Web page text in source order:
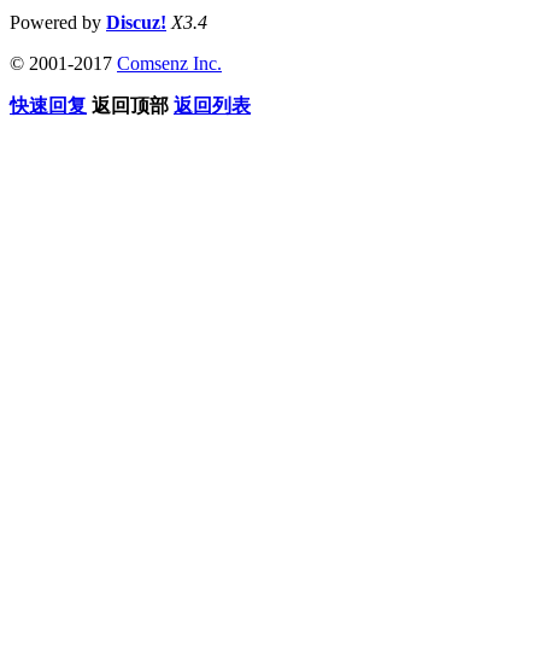
Powered by Discuz! X3.4
© 2001-2017 Comsenz Inc.
快速回复 返回顶部 返回列表